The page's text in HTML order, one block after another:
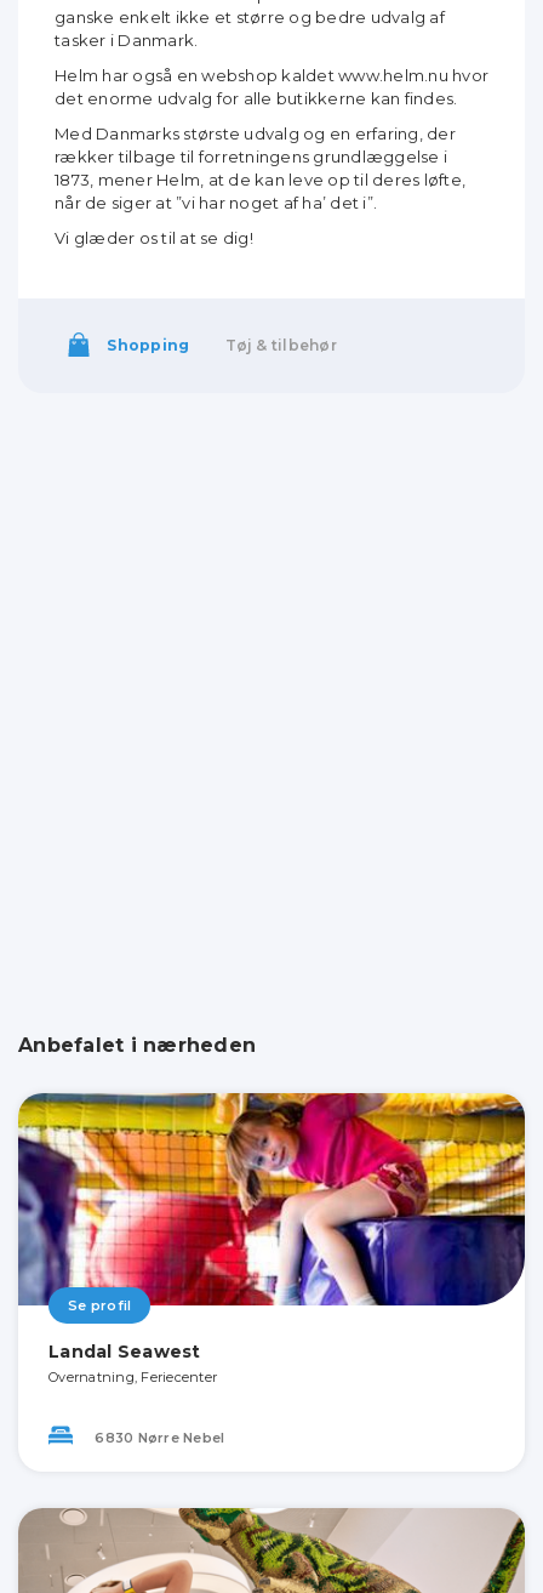
ganske enkelt ikke et større og bedre udvalg af
tasker i Danmark.
Helm har også en webshop kaldet www.helm.nu hvor
det enorme udvalg for alle butikkerne kan findes.
Med Danmarks største udvalg og en erfaring, der
rækker tilbage til forretningens grundlæggelse i
1873, mener Helm, at de kan leve op til deres løfte,
når de siger at ”vi har noget af ha’ det i”.
Vi glæder os til at se dig!
Shopping Tøj & tilbehør
Anbefalet i nærheden
Se profil
Landal Seawest
Overnatning, Feriecenter
6830 Nørre Nebel